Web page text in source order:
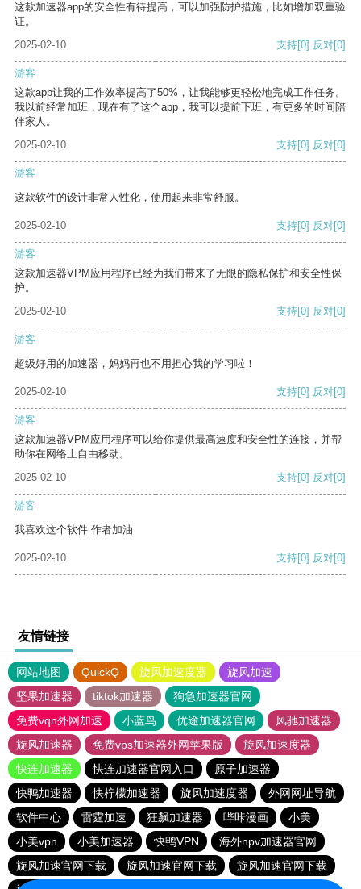
这款加速器app的安全性有待提高，可以加强防护措施，比如增加双重验
证。
2025-02-10
支持[0] 反对[0]
游客
这款app让我的工作效率提高了50%，让我能够更轻松地完成工作任务。
我以前经常加班，现在有了这个app，我可以提前下班，有更多的时间陪
伴家人。
2025-02-10
支持[0] 反对[0]
游客
这款软件的设计非常人性化，使用起来非常舒服。
2025-02-10 支持[0] 反对[0]
游客
这款加速器VPM应用程序已经为我们带来了无限的隐私保护和安全性保
护。
2025-02-10
支持[0] 反对[0]
游客
超级好用的加速器，妈妈再也不用担心我的学习啦！
2025-02-10 支持[0] 反对[0]
游客
这款加速器VPM应用程序可以给你提供最高速度和安全性的连接，并帮
助你在网络上自由移动。
2025-02-10
支持[0] 反对[0]
游客
我喜欢这个软件 作者加油
2025-02-10 支持[0] 反对[0]
友情链接
网站地图 QuickQ 旋风加速度器
旋风加速
坚果加速器
tiktok加速器
狗急加速器官网
免费vqn外网加速
小蓝鸟 优途加速器官网
风驰加速器
旋风加速器
免费vps加速器外网苹果版
旋风加速度器
快连加速器
快连加速器官网入口
原子加速器
快鸭加速器
快柠檬加速器 旋风加速度器
外网网址导航
软件中心
雷霆加速 狂飙加速器 哔咔漫画
小美
小美vpn
小美加速器 快鸭VPN
海外npv加速器官网
旋风加速官网下载
旋风加速官网下载
旋风加速官网下载